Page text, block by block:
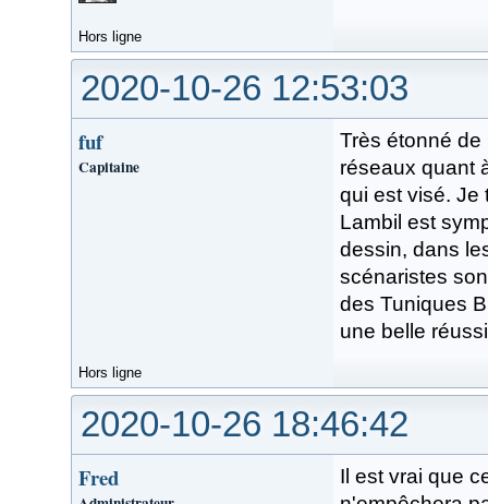
Hors ligne
2020-10-26 12:53:03
fuf
Capitaine
Très étonné
réseaux quant
qui est visé. Je
Lambil est
dessin, dans
scénaristes
des Tuniques
une belle
Hors ligne
2020-10-26 18:46:42
Fred
Il est vrai que